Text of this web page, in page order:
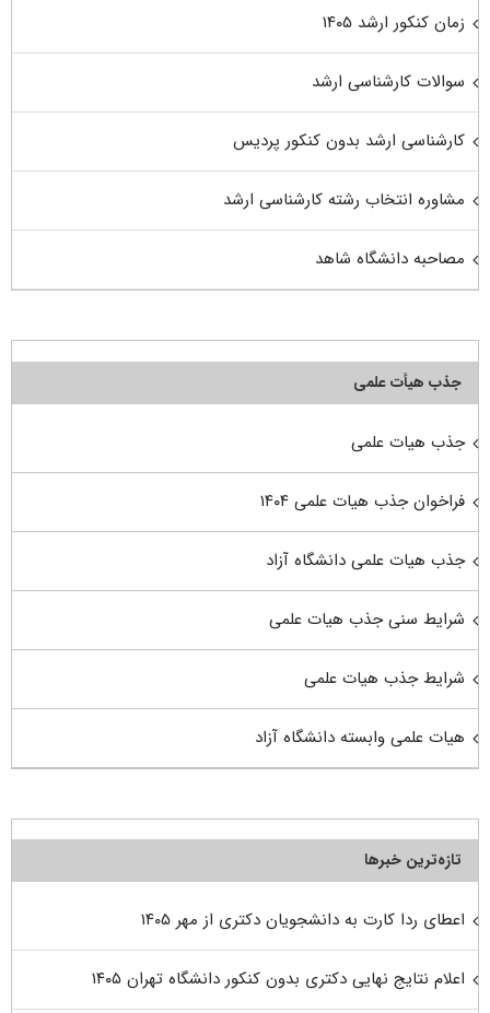
زمان کنکور ارشد ۱۴۰۵
سوالات کارشناسی ارشد
کارشناسی ارشد بدون کنکور پردیس
مشاوره انتخاب رشته کارشناسی ارشد
مصاحبه دانشگاه شاهد
جذب هیأت علمی
جذب هیات علمی
فراخوان جذب هیات علمی ۱۴۰۴
جذب هیات علمی دانشگاه آزاد
شرایط سنی جذب هیات علمی
شرایط جذب هیات علمی
هیات علمی وابسته دانشگاه آزاد
تازه‌ترین خبرها
اعطای ردا کارت به دانشجویان دکتری از مهر ۱۴۰۵
اعلام نتایج نهایی دکتری بدون کنکور دانشگاه تهران ۱۴۰۵